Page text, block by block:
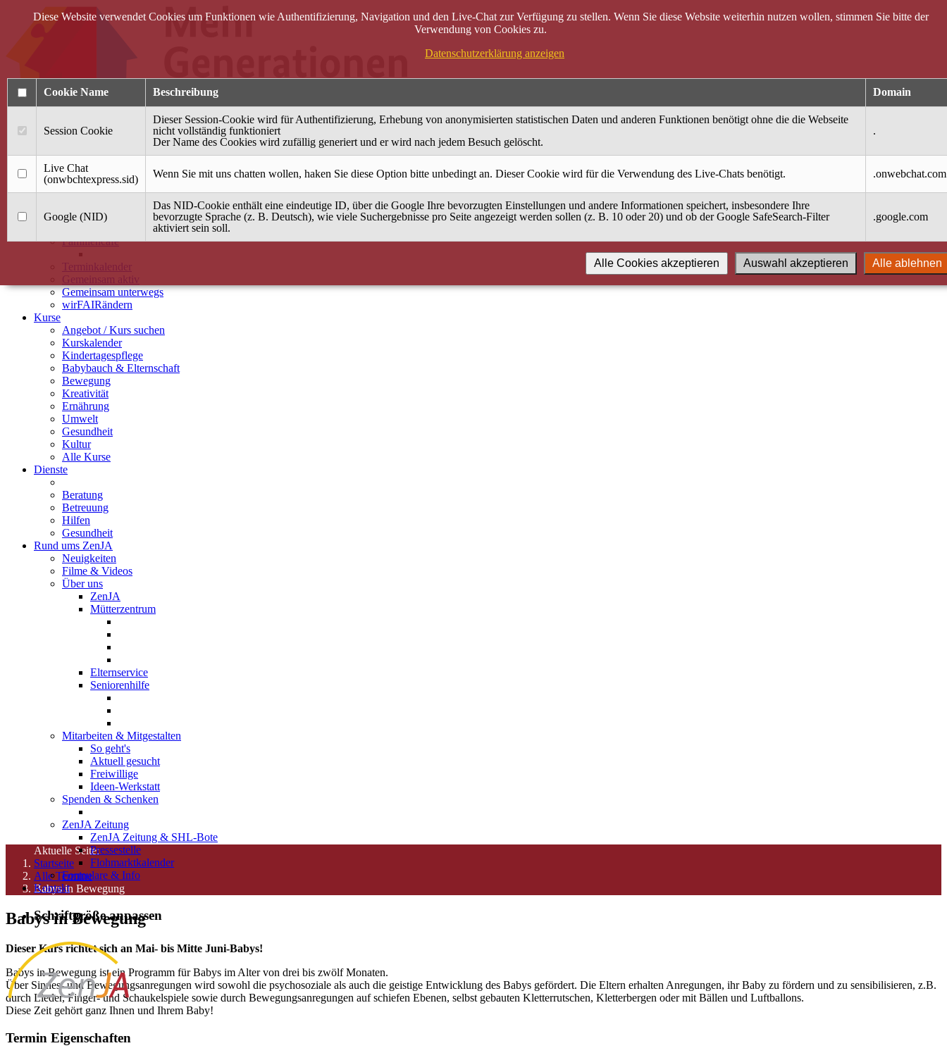
Anmelden
Startseite
Treffpunkt Jung & Alt
40 Jahre Mütterzentrum
Familiencafé
Terminkalender
Gemeinsam aktiv
Gemeinsam unterwegs
wirFAIRändern
Kurse
Angebot / Kurs suchen
Kurskalender
Kindertagespflege
Babybauch & Elternschaft
Bewegung
Kreativität
Ernährung
Umwelt
Gesundheit
Kultur
Alle Kurse
Dienste
Beratung
Betreuung
Hilfen
Gesundheit
Rund ums ZenJA
Neuigkeiten
Filme & Videos
Über uns
ZenJA
Mütterzentrum
Elternservice
Seniorenhilfe
Mitarbeiten & Mitgestalten
So geht's
Aktuell gesucht
Freiwillige
Ideen-Werkstatt
Spenden & Schenken
ZenJA Zeitung
ZenJA Zeitung & SHL-Bote
Pressestelle
Flohmarktkalender
Formulare & Info
Kontakt
Schriftgröße anpassen
Aktuelle Seite:
Startseite
Alle Termine
Babys in Bewegung
Babys in Bewegung
Dieser Kurs richtet sich an Mai- bis Mitte Juni-Babys!
Babys in Bewegung ist ein Programm für Babys im Alter von drei bis zwölf Monaten.
Über Sinnes- und Bewegungsanregungen wird sowohl die psychosoziale als auch die geistige Entwicklung des Babys gefördert. Die Eltern erhalten Anregungen, ihr Baby zu fördern und zu sensibilisieren, z.B.
durch Lieder, Finger- und Schaukelspiele sowie durch Bewegungsanregungen auf schiefen Ebenen, selbst gebauten Kletterrutschen, Kletterbergen oder mit Bällen und Luftballons.
Diese Zeit gehört ganz Ihnen und Ihrem Baby!
Termin Eigenschaften
Diese Website verwendet Cookies um Funktionen wie Authentifizierung, Navigation und den Live-Chat zur Verfügung zu stellen. Wenn Sie diese Website weiterhin nutzen wollen, stimmen Sie bitte der
Verwendung von Cookies zu.
Datenschutzerklärung anzeigen
Cookie Name Beschreibung Domain
Session Cookie
Dieser Session-Cookie wird für Authentifizierung, Erhebung von anonymisierten statistischen Daten und anderen Funktionen benötigt ohne die die Webseite
nicht vollständig funktioniert
Der Name des Cookies wird zufällig generiert und er wird nach jedem Besuch gelöscht.
.
Live Chat
(onwbchtexpress.sid)
Wenn Sie mit uns chatten wollen, haken Sie diese Option bitte unbedingt an. Dieser Cookie wird für die Verwendung des Live-Chats benötigt. .onwebchat.com
Google (NID)
Das NID-Cookie enthält eine eindeutige ID, über die Google Ihre bevorzugten Einstellungen und andere Informationen speichert, insbesondere Ihre
bevorzugte Sprache (z. B. Deutsch), wie viele Suchergebnisse pro Seite angezeigt werden sollen (z. B. 10 oder 20) und ob der Google SafeSearch-Filter
aktiviert sein soll.
.google.com
Alle ablehnen
Auswahl akzeptieren
Alle Cookies akzeptieren